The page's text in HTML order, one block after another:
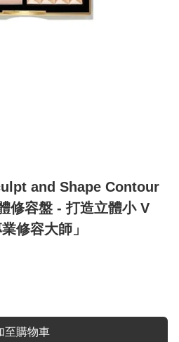
and Shape Contour
修容盤 - 打造立體小 V
修容大師」
至購物車